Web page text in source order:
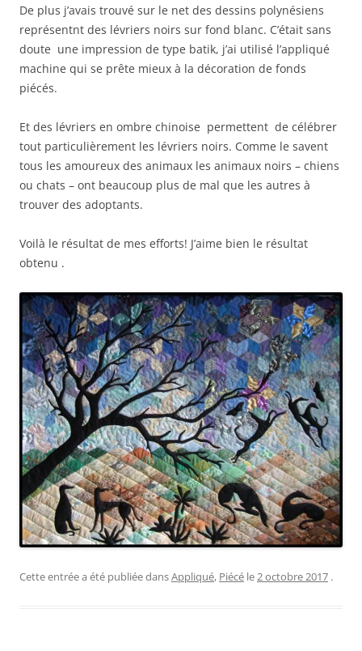
De plus j’avais trouvé sur le net des dessins polynésiens
représentnt des lévriers noirs sur fond blanc. C’était sans
doute une impression de type batik, j’ai utilisé l’appliqué
machine qui se prête mieux à la décoration de fonds
piécés.
Et des lévriers en ombre chinoise permettent de célébrer
tout particulièrement les lévriers noirs. Comme le savent
tous les amoureux des animaux les animaux noirs – chiens
ou chats – ont beaucoup plus de mal que les autres à
trouver des adoptants.
Voilà le résultat de mes efforts! J’aime bien le résultat
obtenu .
Cette entrée a été publiée dansAppliqué, Piécé le2 octobre 2017 .